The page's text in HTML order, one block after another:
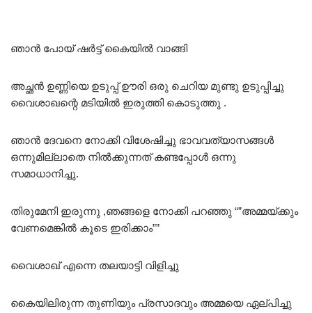
ഞാൻ പോയ്‌ ഷർട്ട് കൈയിൽ വാങ്ങി
അച്ഛൻ ഉണ്ണിയെ ഉടുപ്പ് ഊരി ഒരു ചെറിയ മുണ്ടു ഉടുപ്പിച്ചു
വൈശാഖന്റെ മടിയിൽ ഇരുത്തി കൊടുത്തു .
ഞാൻ ദേവനെ നോക്കി വിശേഷിച്ചു ഭാവവത്യാസങ്ങൾ
ഒന്നുമില്ലാതെ നിൽക്കുന്നത് കണ്ടപ്പോൾ ഒന്നു
സമാധാനിച്ചു.
തിരുമേനി ഇരുന്നു ,ഞങ്ങളെ നോക്കി പറഞ്ഞു “”അമ്മയ്ക്കും
വേണമെങ്കിൽ കൂടെ ഇരിക്കാം””
വൈശാഖ് എന്നെ തലയാട്ടി വിളിച്ചു
കൈയിലിരുന്ന തുണിയും പ്രസാദവും അമ്മയെ ഏല്പിച്ചു